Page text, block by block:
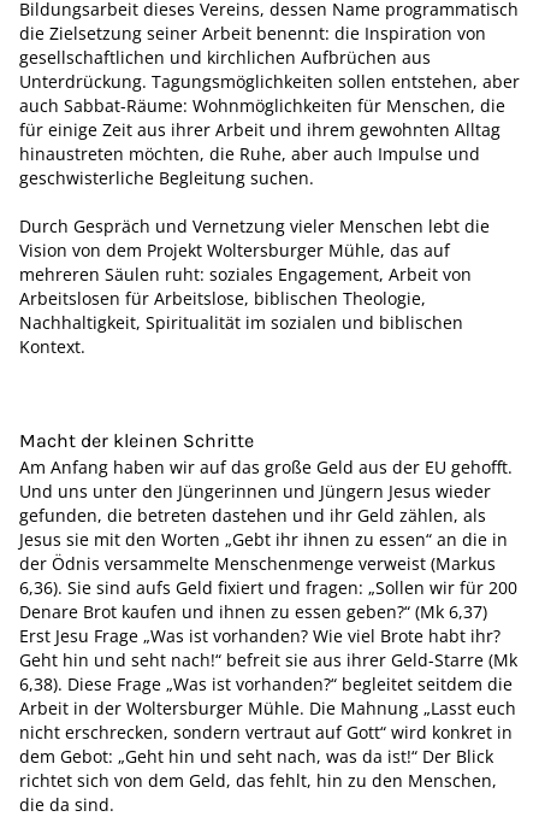
Bildungsarbeit dieses Vereins, dessen Name programmatisch
die Zielsetzung seiner Arbeit benennt: die Inspiration von
gesellschaftlichen und kirchlichen Aufbrüchen aus
Unterdrückung. Tagungsmöglichkeiten sollen entstehen, aber
auch Sabbat-Räume: Wohnmöglichkeiten für Menschen, die
für einige Zeit aus ihrer Arbeit und ihrem gewohnten Alltag
hinaustreten möchten, die Ruhe, aber auch Impulse und
geschwisterliche Begleitung suchen.
Durch Gespräch und Vernetzung vieler Menschen lebt die
Vision von dem Projekt Woltersburger Mühle, das auf
mehreren Säulen ruht: soziales Engagement, Arbeit von
Arbeitslosen für Arbeitslose, biblischen Theologie,
Nachhaltigkeit, Spiritualität im sozialen und biblischen
Kontext.
Macht der kleinen Schritte
Am Anfang haben wir auf das große Geld aus der EU gehofft.
Und uns unter den Jüngerinnen und Jüngern Jesus wieder
gefunden, die betreten dastehen und ihr Geld zählen, als
Jesus sie mit den Worten „Gebt ihr ihnen zu essen“ an die in
der Ödnis versammelte Menschenmenge verweist (Markus
6,36). Sie sind aufs Geld fixiert und fragen: „Sollen wir für 200
Denare Brot kaufen und ihnen zu essen geben?“ (Mk 6,37)
Erst Jesu Frage „Was ist vorhanden? Wie viel Brote habt ihr?
Geht hin und seht nach!“ befreit sie aus ihrer Geld-Starre (Mk
6,38). Diese Frage „Was ist vorhanden?“ begleitet seitdem die
Arbeit in der Woltersburger Mühle. Die Mahnung „Lasst euch
nicht erschrecken, sondern vertraut auf Gott“ wird konkret in
dem Gebot: „Geht hin und seht nach, was da ist!“ Der Blick
richtet sich von dem Geld, das fehlt, hin zu den Menschen,
die da sind.